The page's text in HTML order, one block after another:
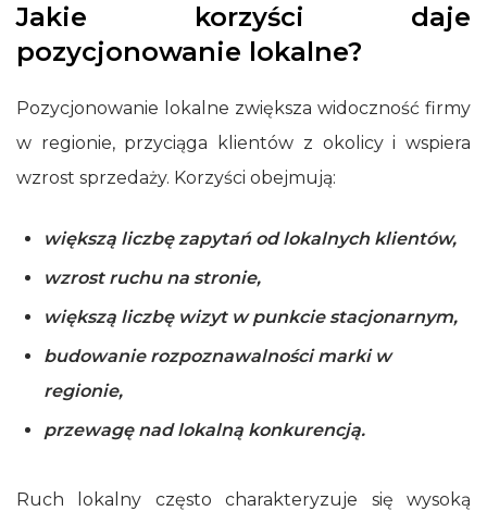
Jakie korzyści daje
pozycjonowanie lokalne?
Pozycjonowanie lokalne zwiększa widoczność firmy
w regionie, przyciąga klientów z okolicy i wspiera
wzrost sprzedaży. Korzyści obejmują:
większą liczbę zapytań od lokalnych klientów,
wzrost ruchu na stronie,
większą liczbę wizyt w punkcie stacjonarnym,
budowanie rozpoznawalności marki w
regionie,
przewagę nad lokalną konkurencją.
Ruch lokalny często charakteryzuje się wysoką